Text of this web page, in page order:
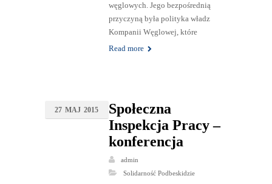
węglowych. Jego bezpośrednią
przyczyną była polityka władz
Kompanii Węglowej, które
Read more
27 MAJ 2015
Społeczna
Inspekcja Pracy –
konferencja
admin
Solidarność Podbeskidzie